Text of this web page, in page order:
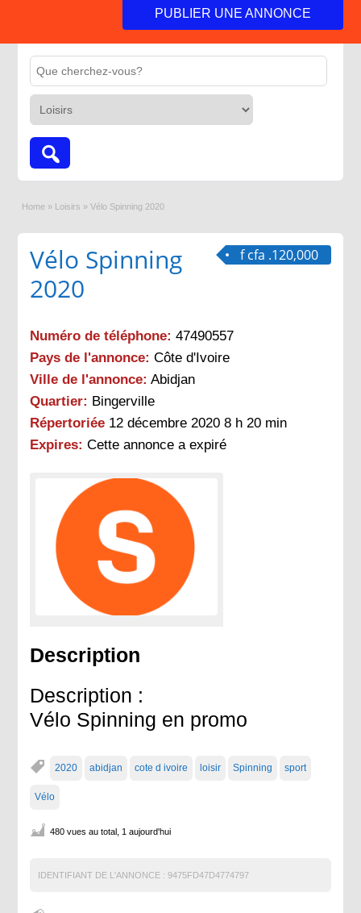
PUBLIER UNE ANNONCE
Home » Loisirs » Vélo Spinning 2020
f cfa .120,000
Vélo Spinning
2020
Numéro de téléphone: 47490557
Pays de l'annonce: Côte d'Ivoire
Ville de l'annonce: Abidjan
Quartier: Bingerville
Répertoriée 12 décembre 2020 8 h 20 min
Expires: Cette annonce a expiré
Description
Description :
Vélo Spinning en promo
2020 abidjan cote d ivoire loisir Spinning sport
Vélo
480 vues au total, 1 aujourd'hui
IDENTIFIANT DE L'ANNONCE : 9475FD47D4774797